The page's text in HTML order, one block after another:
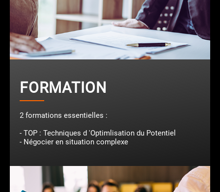
FORMATION
2 formations essentielles :
- TOP : Techniques d 'Optimlisation du Potentiel
- Négocier en situation complexe